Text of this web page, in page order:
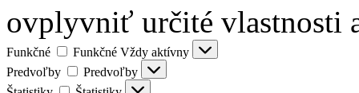
ovplyvniť určité vlastnosti
Funkčné Funkčné Vždy aktívny
Predvoľby
Predvoľby